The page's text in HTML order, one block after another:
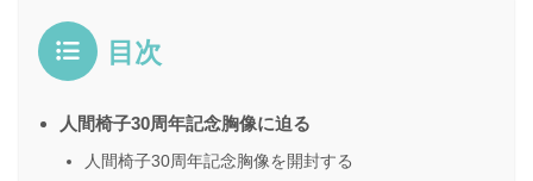
目次
人間椅子30周年記念胸像に迫る
人間椅子30周年記念胸像を開封する